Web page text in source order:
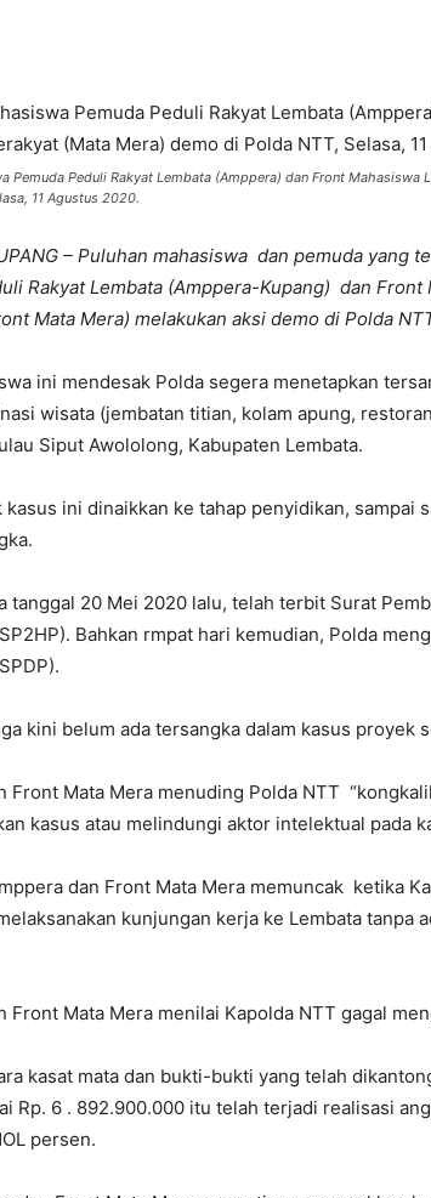
Pemuda Peduli Rakyat Lembata (Amppera) dan Front Mahasiswa
11 Agustus 2020.
– Puluhan mahasiswa dan pemuda yang
Rakyat Lembata (Amppera-Kupang) dan Front
Mata Mera) melakukan aksi demo di Polda
ini mendesak Polda segera menetapkan
wisata (jembatan titian, kolam apung,
Siput Awololong, Kabupaten Lembata.
kasus ini dinaikkan ke tahap penyidikan, sampai
tanggal 20 Mei 2020 lalu, telah terbit Surat
Bahkan rmpat hari kemudian, Polda
kini belum ada tersangka dalam kasus proyek
Front Mata Mera menuding Polda NTT
kasus atau melindungi aktor intelektual pada
dan Front Mata Mera memuncak ketika
kunjungan kerja ke Lembata tanpa
Front Mata Mera menilai Kapolda NTT gagal
kasat mata dan bukti-bukti yang telah
Rp. 6 . 892.900.000 itu telah terjadi realisasi
persen.